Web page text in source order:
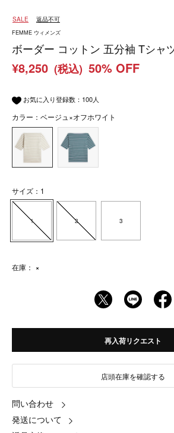
SALE 返品不可
FEMME ウィメンズ
ボーダー コットン 五分袖 Tシャ
¥8,250 (税込) 50% OFF
お気に入り登録数： 100人
カラー：ベージュ×オフホワイト
サイズ：1
1 2 3
在庫： ×
再入荷リクエスト
店頭在庫を確認する
問い合わせ
発送について